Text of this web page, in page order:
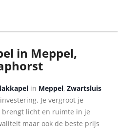
in Meppel,
in Meppel, Zwartsluis
Je vergroot je
licht en ruimte in je
maar ook de beste prijs